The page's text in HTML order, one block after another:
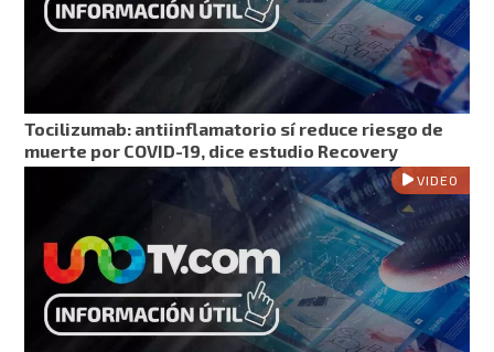
Tocilizumab: antiinflamatorio sí reduce riesgo de
muerte por COVID-19, dice estudio Recovery
VIDEO